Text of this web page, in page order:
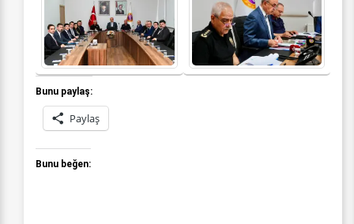
Bunu paylaş:
Paylaş
Bunu beğen: